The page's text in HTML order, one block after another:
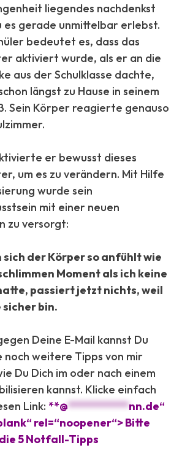
liegendes nachdenkst
es gerade unmittelbar erlebst.
bedeutet es, dass das
aktiviert wurde, als er an die
aus der Schulklasse dachte,
längst zu Hause in seinem
Sein Körper reagierte genauso
er bewusst dieses
um es zu verändern. Mit Hilfe
wurde sein
mit einer neuen
zu versorgt:
sich der Körper so anfühlt wie
Moment als ich keine
passiert jetzt nichts, weil
bin.
Deine E-Mail kannst Du
noch weitere Tipps von mir
Du Dich im oder nach einem
kannst. Klicke einfach
Link: **@***********nn.de“
rel=“noopener“> Bitte
5 Notfall-Tipps